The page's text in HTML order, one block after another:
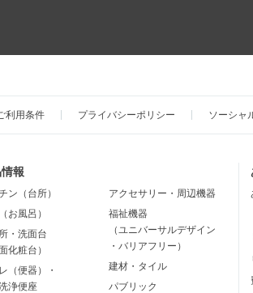
利用条件 プライバシーポリシー ソーシャ
報
ン（台所）
お風呂）
・洗面台
化粧台）
（便器）・
浄便座
アクセサリー・周辺機器
福祉機器
（ユニバーサルデザイン
・バリアフリー）
建材・タイル
パブリック